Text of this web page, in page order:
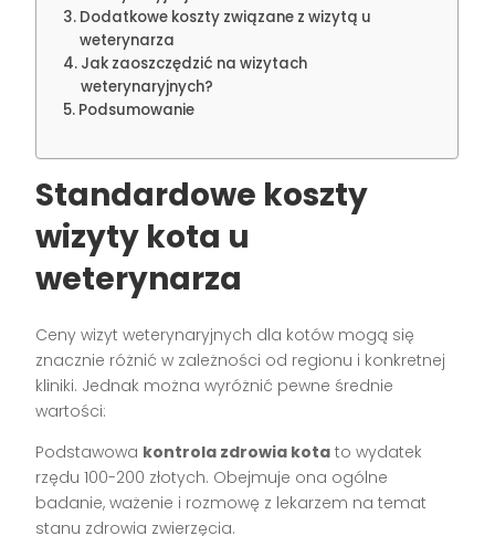
Dodatkowe koszty związane z wizytą u
weterynarza
Jak zaoszczędzić na wizytach
weterynaryjnych?
Podsumowanie
Standardowe koszty
wizyty kota u
weterynarza
Ceny wizyt weterynaryjnych dla kotów mogą się
znacznie różnić w zależności od regionu i konkretnej
kliniki. Jednak można wyróżnić pewne średnie
wartości:
Podstawowa kontrola zdrowia kota to wydatek
rzędu 100-200 złotych. Obejmuje ona ogólne
badanie, ważenie i rozmowę z lekarzem na temat
stanu zdrowia zwierzęcia.